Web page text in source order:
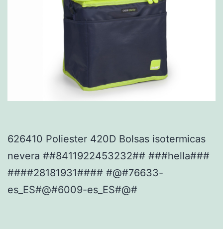
626410 Poliester 420D Bolsas isotermicas
nevera ##8411922453232## ###hella###
####28181931#### #@#76633-
es_ES#@#6009-es_ES#@#